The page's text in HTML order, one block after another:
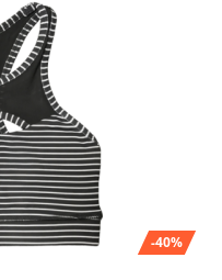
-40%